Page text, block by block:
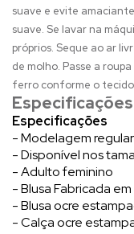
suave e evite
suave. Se lavar na
próprios. Seque ao ar
de molho. Passe a
ferro conforme o
Especificações
- Modelagem regular
- Disponível nos
- Adulto feminino
- Blusa Fabricada em
- Blusa ocre
- Calça ocre